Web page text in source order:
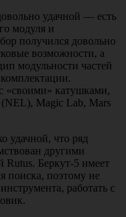
удачной — есть
модуля и
получился довольно
возможности, а
модульности частей
«своими» катушками,
Magic Lab, Mars
удачной, что ряд
другими
Rutus. Беркут-5 имеет
поиска, поэтому не
работать с